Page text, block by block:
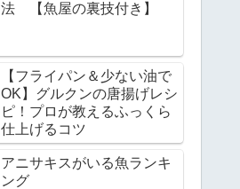
法 【魚屋の裏技付き】
【フライパン＆少ない油で
OK】グルクンの唐揚げレシ
ピ！プロが教えるふっくら
仕上げるコツ
アニサキスがいる魚ランキ
ング